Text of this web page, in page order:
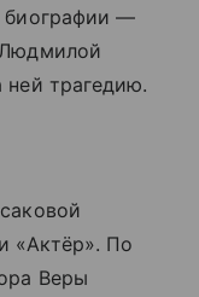
биографии —
трагедию.
«Актёр». По
Веры